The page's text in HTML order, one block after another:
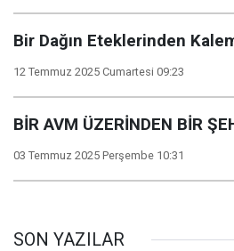
Bir Dağın Eteklerinden
12 Temmuz 2025 Cumartesi 09:23
BİR AVM ÜZERİNDEN BİR
03 Temmuz 2025 Perşembe 10:31
SON YAZILAR